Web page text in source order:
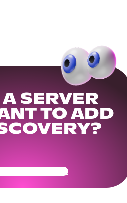
A SERVER
TO ADD
Community Ready